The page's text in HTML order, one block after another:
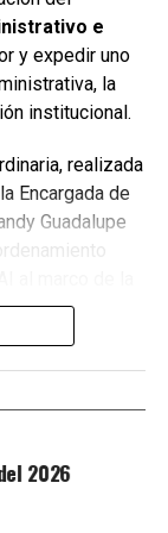
Se estima
Cancún
de basura. El
estas
mantener
e
y expedir uno
la
institucional.
realizada
Encargada de
Guadalupe
de
busca agilizar
la
2026